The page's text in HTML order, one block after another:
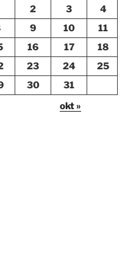
2 3
4
9 10
11
16 17
18
23 24
25
30
31
okt »